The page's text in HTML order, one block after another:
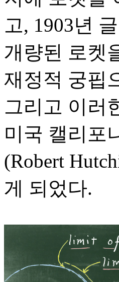
고, 1903년
개량된 로켓
재정적 궁핍
그리고 이러
미국 캘리포
(Robert
게 되었다.